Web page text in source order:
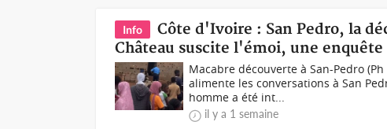
Info
Côte d'Ivoire : San Pedro, la
Château suscite l'émoi, une enquête
Macabre découverte à San-Pedro
alimente les conversations à San
homme a été int...
il y a 1 semaine